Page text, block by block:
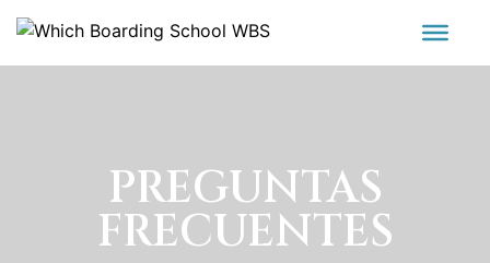
PREGUNTAS
FRECUENTES